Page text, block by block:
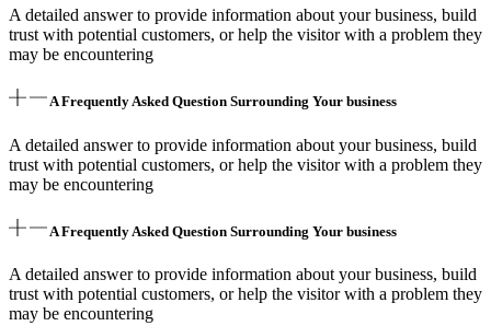
A detailed answer to provide information about your business, build
trust with potential customers, or help the visitor with a problem they
may be encountering
A Frequently Asked Question Surrounding Your business
A detailed answer to provide information about your business, build
trust with potential customers, or help the visitor with a problem they
may be encountering
A Frequently Asked Question Surrounding Your business
A detailed answer to provide information about your business, build
trust with potential customers, or help the visitor with a problem they
may be encountering